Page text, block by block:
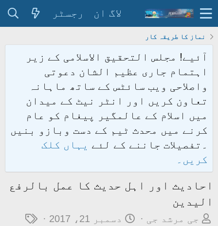
لاگ ان رجسٹر
نماز کا طریقہ کار
آئیے! مجلس التحقیق الاسلامی کے زیر
اہتمام جاری عظیم الشان دعوتی
واصلاحی ویب سائٹس کے ساتھ ماہانہ
تعاون کریں اور انٹر نیٹ کے میدان
میں اسلام کے عالمگیر پیغام کو عام
کرنے میں محدث ٹیم کے دست وبازو بنیں
۔تفصیلات جاننے کے لئے یہاں کلک
کریں۔
احادیث اور اہل حدیث کا عمل بالرفع
الیدین
م
جی مرشد جی
ت
دسمبر 21، 2017
ٹ